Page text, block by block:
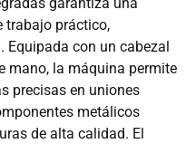
garantiza una
trabajo práctico,
con un cabezal
mano, la máquina permite
precisas en uniones
metálicos
de alta calidad. El